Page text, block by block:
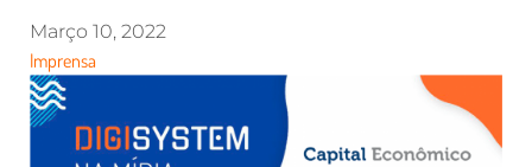
Março 10, 2022
Imprensa